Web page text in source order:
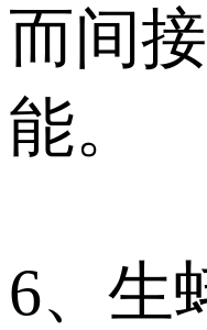
而间
能。
6、生